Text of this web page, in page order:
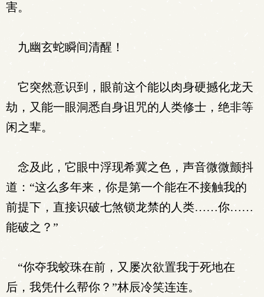
害。
九幽玄蛇瞬间清醒！
它突然意识到，眼前这个能以肉身硬撼化龙天
劫，又能一眼洞悉自身诅咒的人类修士，绝非等
闲之辈。
念及此，它眼中浮现希冀之色，声音微微颤抖
道：“这么多年来，你是第一个能在不接触我的
前提下，直接识破七煞锁龙禁的人类……你……
能破之？”
“你夺我蛟珠在前，又屡次欲置我于死地在
后，我凭什么帮你？”林辰冷笑连连。